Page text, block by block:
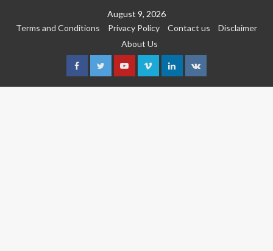
August 9, 2026
Terms and Conditions
Privacy Policy Contact us
Disclaimer
About Us
FacebookTwitterYoutubeVimeoLinkedin
VK